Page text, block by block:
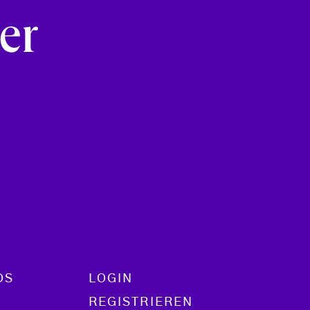
LOGIN
REGISTRIEREN